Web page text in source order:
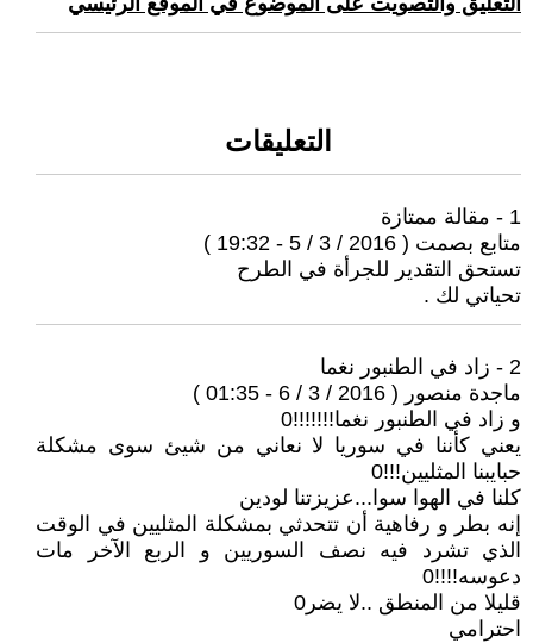
التعليقات
1 - مقالة ممتازة
متابع بصمت ( 2016 / 3 / 5 - 19:32 )
تستحق التقدير للجرأة في الطرح
تحياتي لك .
2 - زاد في الطنبور نغما
ماجدة منصور ( 2016 / 3 / 6 - 01:35 )
و زاد في الطنبور نغما!!!!!!!0
يعني كأننا في سوريا لا نعاني من شيئ سوى مشكلة
حبايبنا المثليين!!!0
كلنا في الهوا سوا...عزيزتنا لودين
إنه بطر و رفاهية أن تتحدثي بمشكلة المثليين في الوقت
الذي تشرد فيه نصف السوريين و الربع الآخر مات
دعوسه!!!!0
قليلا من المنطق ..لا يضر0
احترامي